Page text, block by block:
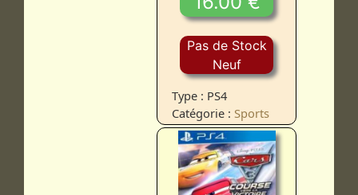
Pas de Stock
Neuf
Type : PS4
Catégorie : Sports